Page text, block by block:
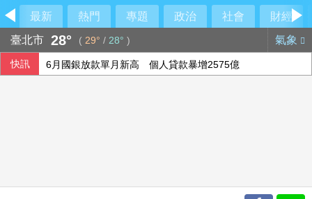
最新 熱門 專題 政治 社會
財經
臺北市 28° ( 29° / 28° ) 氣象
快訊 6月國銀放款單月新高 個人貸款暴增2575億